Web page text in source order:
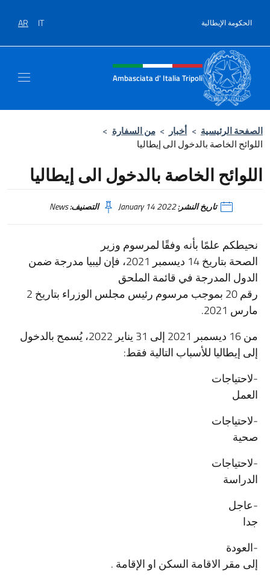
الحكومة الإيطالية IT
AR
Intestazione sito, social e menù
Ambasciata d' Italia Tripoli
الصفحة الرئيسية > أخبار > من السفارة >
اللوائح الخاصة بالدخول الى إيطاليا
اللوائح الخاصة بالدخول الى إيطاليا
تاريخ النشر:January 14 2022 التصنيف:News
نحيطكم علمًا بأنه وفقًا لمرسوم وزير
الصحة بتاريخ 14 ديسمبر 2021، فإن ليبيا مدرجة ضمن
الدول المدرجة في قائمة الملحق
رقم 20 بموجب مرسوم رئيس مجلس الوزراء بتاريخ 2
مارس 2021.
من 16 ديسمبر 2021 إلى 31 يناير 2022، يُسمح بالدخول
إلى إيطاليا للأسباب التالية فقط:
-لاحتياجات
العمل
-لاحتياجات
صحية
-لاحتياجات
الدراسة
-عاجل
جدا
-العودة
إلى مقر الاقامة السكن او الإقامة .